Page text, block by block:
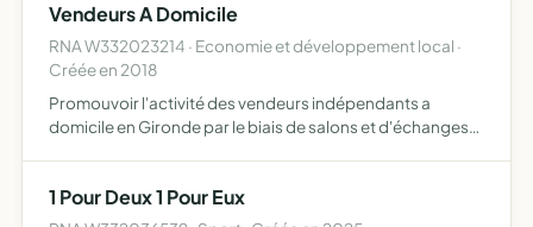
Vendeurs A Domicile
RNA W332023214 · Economie et développement local ·
Créée en 2018
Promouvoir l'activité des vendeurs indépendants a
domicile en Gironde par le biais de salons et d'échanges
1 Pour Deux 1 Pour Eux